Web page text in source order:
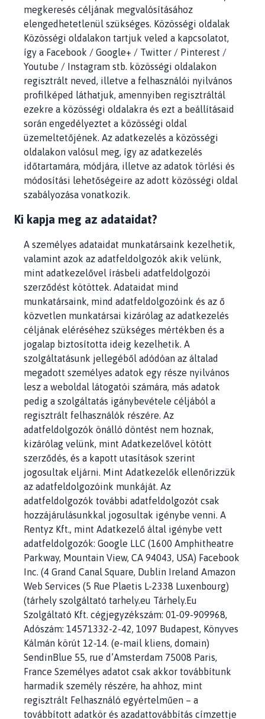
megkeresés céljának megvalósításához
elengedhetetlenül szükséges. Közösségi oldalak
Közösségi oldalakon tartjuk veled a kapcsolatot,
így a Facebook / Google+ / Twitter / Pinterest /
Youtube / Instagram stb. közösségi oldalakon
regisztrált neved, illetve a felhasználói nyilvános
profilképed láthatjuk, amennyiben regisztráltál
ezekre a közösségi oldalakra és ezt a beállításaid
során engedélyeztet a közösségi oldal
üzemeltetőjének. Az adatkezelés a közösségi
oldalakon valósul meg, így az adatkezelés
időtartamára, módjára, illetve az adatok törlési és
módosítási lehetőségeire az adott közösségi oldal
szabályozása vonatkozik.
Ki kapja meg az adataidat?
A személyes adataidat munkatársaink kezelhetik,
valamint azok az adatfeldolgozók akik velünk,
mint adatkezelővel írásbeli adatfeldolgozói
szerződést kötöttek. Adataidat mind
munkatársaink, mind adatfeldolgozóink és az ő
közvetlen munkatársai kizárólag az adatkezelés
céljának eléréséhez szükséges mértékben és a
jogalap biztosította ideig kezelhetik. A
szolgáltatásunk jellegéből adódóan az általad
megadott személyes adatok egy része nyilvános
lesz a weboldal látogatói számára, más adatok
pedig a szolgáltatás igánybevétele céljából a
regisztrált felhasználók részére. Az
adatfeldolgozók önálló döntést nem hoznak,
kizárólag velünk, mint Adatkezelővel kötött
szerződés, és a kapott utasítások szerint
jogosultak eljárni. Mint Adatkezelők ellenőrizzük
az adatfeldolgozóink munkáját. Az
adatfeldolgozók további adatfeldolgozót csak
hozzájárulásunkkal jogosultak igénybe venni. A
Rentyz Kft., mint Adatkezelő által igénybe vett
adatfeldolgozók: Google LLC (1600 Amphitheatre
Parkway, Mountain View, CA 94043, USA) Facebook
Inc. (4 Grand Canal Square, Dublin Ireland Amazon
Web Services (5 Rue Plaetis L-2338 Luxenbourg)
(tárhely szolgáltató tarhely.eu Tárhely.Eu
Szolgáltató Kft. cégjegyzékszám: 01-09-909968,
Adószám: 14571332-2-42, 1097 Budapest, Könyves
Kálmán körút 12-14. (e-mail kliens, domain)
SendinBlue 55, rue d’Amsterdam 75008 Paris,
France Személyes adatot csak akkor továbbítunk
harmadik személy részére, ha ahhoz, mint
regisztrált Felhasználó egyértelműen – a
továbbított adatkör és azadattovábbítás címzettje